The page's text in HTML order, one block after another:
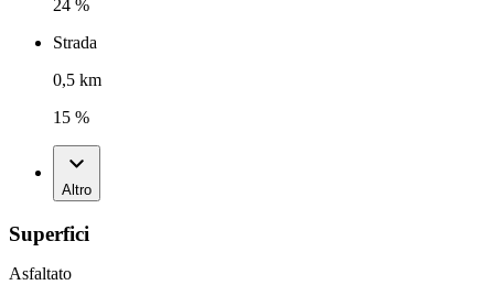
24 %
Strada
0,5 km
15 %
Altro
Superfici
Asfaltato